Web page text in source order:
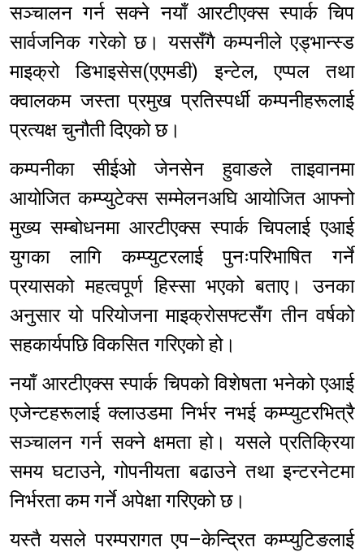
सञ्चालन गर्न सक्ने नयाँ आरटीएक्स स्पार्क चिप
सार्वजनिक गरेको छ। यससँगै कम्पनीले एड्भान्स्ड
माइक्रो डिभाइसेस(एएमडी) इन्टेल, एप्पल तथा
क्वालकम जस्ता प्रमुख प्रतिस्पर्धी कम्पनीहरूलाई
प्रत्यक्ष चुनौती दिएको छ।
कम्पनीका सीईओ जेनसेन हुवाङले ताइवानमा
आयोजित कम्प्युटेक्स सम्मेलनअघि आयोजित आफ्नो
मुख्य सम्बोधनमा आरटीएक्स स्पार्क चिपलाई एआई
युगका लागि कम्प्युटरलाई पुनःपरिभाषित गर्ने
प्रयासको महत्वपूर्ण हिस्सा भएको बताए। उनका
अनुसार यो परियोजना माइक्रोसफ्टसँग तीन वर्षको
सहकार्यपछि विकसित गरिएको हो।
नयाँ आरटीएक्स स्पार्क चिपको विशेषता भनेको एआई
एजेन्टहरूलाई क्लाउडमा निर्भर नभई कम्प्युटरभित्रै
सञ्चालन गर्न सक्ने क्षमता हो। यसले प्रतिक्रिया
समय घटाउने, गोपनीयता बढाउने तथा इन्टरनेटमा
निर्भरता कम गर्ने अपेक्षा गरिएको छ।
यस्तै यसले परम्परागत एप–केन्द्रित कम्प्युटिङलाई